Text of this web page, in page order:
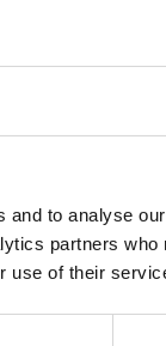
and to analyse
partners
use of their